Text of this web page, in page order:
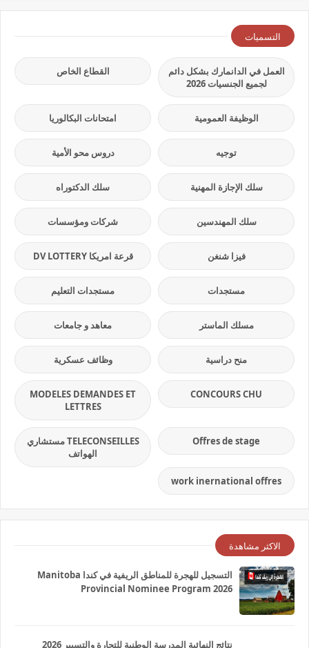
التسميات
العمل في الدانمارك بشكل دائم
لجميع الجنسيات 2026
القطاع الخاص
الوظيفة العمومية امتحانات البكالوريا
توجيه دروس محو الأمية
سلك الإجازة المهنية سلك الدكتوراه
سلك المهندسين شركات ومؤسسات
فيزا شنغن قرعة امريكا DV LOTTERY
مستجدات مستجدات التعليم
مسلك الماستر معاهد و جامعات
منح دراسية وظائف عسكرية
CONCOURS CHU
MODELES DEMANDES ET
LETTRES
Offres de stage
TELECONSEILLES مستشاري
الهواتف
work inernational offres
الاكثر مشاهدة
التسجيل للهجرة للمناطق الريفية في كندا Manitoba
Provincial Nominee Program 2026
نتائج النهائية المدرسة الوطنية للتجارة والتسيير 2026